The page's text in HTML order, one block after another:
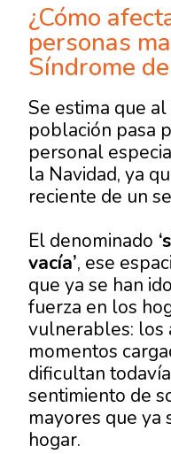
¿Cómo
personas
Síndrome
Se estima que
población pasa
personal
la Navidad, ya
reciente de un
El denominado
vacía’, ese
que ya se han
fuerza en los
vulnerables: los
momentos
dificultan
sentimiento de
mayores que ya
hogar.